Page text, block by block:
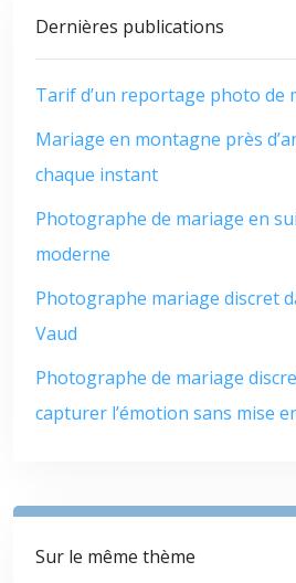
Dernières publications
Tarif d’un reportage photo de
Mariage en montagne près
chaque instant
Photographe de mariage en
moderne
Photographe mariage discret
Vaud
Photographe de mariage
capturer l’émotion sans mise
Sur le même thème